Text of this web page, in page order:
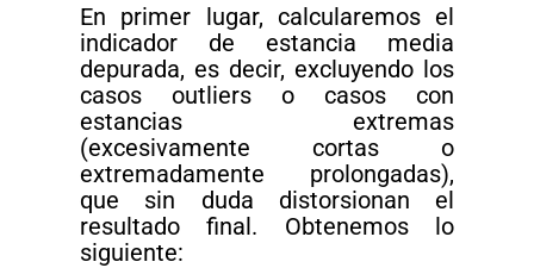
En primer lugar, calcularemos el
indicador de estancia media
depurada, es decir, excluyendo los
casos outliers o casos con
estancias extremas
(excesivamente cortas o
extremadamente prolongadas),
que sin duda distorsionan el
resultado final. Obtenemos lo
siguiente: